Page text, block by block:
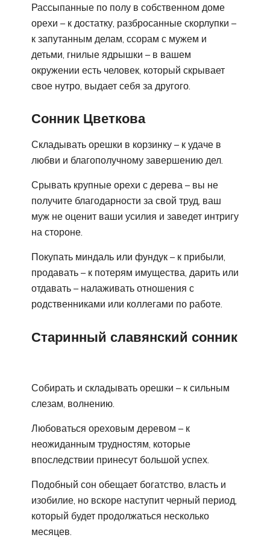
Рассыпанные по полу в собственном доме
орехи – к достатку, разбросанные скорлупки –
к запутанным делам, ссорам с мужем и
детьми, гнилые ядрышки – в вашем
окружении есть человек, который скрывает
свое нутро, выдает себя за другого.
Сонник Цветкова
Складывать орешки в корзинку – к удаче в
любви и благополучному завершению дел.
Срывать крупные орехи с дерева – вы не
получите благодарности за свой труд, ваш
муж не оценит ваши усилия и заведет интригу
на стороне.
Покупать миндаль или фундук – к прибыли,
продавать – к потерям имущества, дарить или
отдавать – налаживать отношения с
родственниками или коллегами по работе.
Старинный славянский сонник
Собирать и складывать орешки – к сильным
слезам, волнению.
Любоваться ореховым деревом – к
неожиданным трудностям, которые
впоследствии принесут большой успех.
Подобный сон обещает богатство, власть и
изобилие, но вскоре наступит черный период,
который будет продолжаться несколько
месяцев.